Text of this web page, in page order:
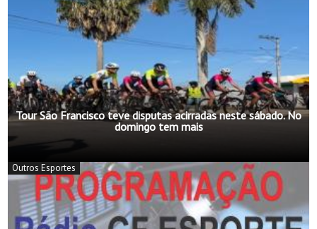
Tour São Francisco teve disputas acirradas neste sábado. No
domingo tem mais
Outros Esportes